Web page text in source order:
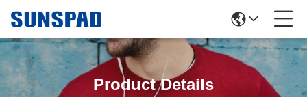
Product Details